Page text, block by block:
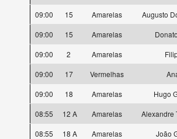
09:00
15 Amarelas
Augusto
09:00
15 Amarelas
09:00
2 Amarelas
09:00
17 Vermelhas
09:00
18 Amarelas
Hugo
08:55
12 A Amarelas
Alexandre
08:55
18 A Amarelas
João